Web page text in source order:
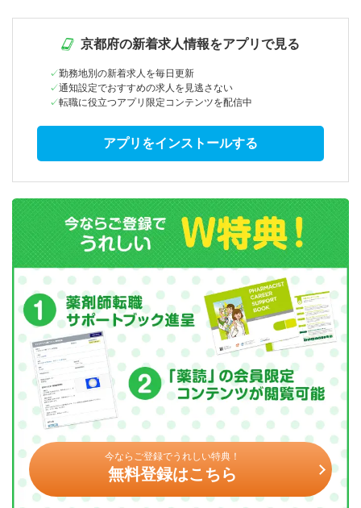
京都府の新着求人情報をアプリで見る
勤務地別の新着求人を毎日更新
通知設定でおすすめの求人を見逃さない
転職に役立つアプリ限定コンテンツを配信中
アプリをインストールする
今ならご登録でうれしい特典！
無料登録はこちら